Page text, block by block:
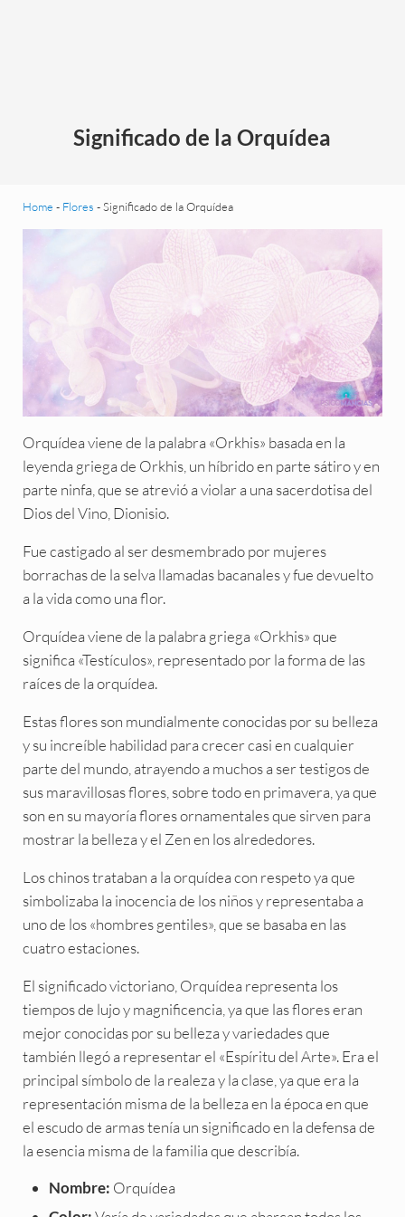
Significado de la Orquídea
Home - Flores -Significado de la Orquídea
Orquídea viene de la palabra «Orkhis» basada en la
leyenda griega de Orkhis, un híbrido en parte sátiro y en
parte ninfa, que se atrevió a violar a una sacerdotisa del
Dios del Vino, Dionisio.
Fue castigado al ser desmembrado por mujeres
borrachas de la selva llamadas bacanales y fue devuelto
a la vida como una flor.
Orquídea viene de la palabra griega «Orkhis» que
significa «Testículos», representado por la forma de las
raíces de la orquídea.
Estas flores son mundialmente conocidas por su belleza
y su increíble habilidad para crecer casi en cualquier
parte del mundo, atrayendo a muchos a ser testigos de
sus maravillosas flores, sobre todo en primavera, ya que
son en su mayoría flores ornamentales que sirven para
mostrar la belleza y el Zen en los alrededores.
Los chinos trataban a la orquídea con respeto ya que
simbolizaba la inocencia de los niños y representaba a
uno de los «hombres gentiles», que se basaba en las
cuatro estaciones.
El significado victoriano, Orquídea representa los
tiempos de lujo y magnificencia, ya que las flores eran
mejor conocidas por su belleza y variedades que
también llegó a representar el «Espíritu del Arte». Era el
principal símbolo de la realeza y la clase, ya que era la
representación misma de la belleza en la época en que
el escudo de armas tenía un significado en la defensa de
la esencia misma de la familia que describía.
Nombre: Orquídea